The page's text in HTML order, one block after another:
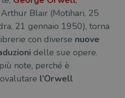
Blair (Motihari, 25
21 gennaio 1950), torna
con diverse nuove
delle sue opere.
note, perché è
l’Orwell